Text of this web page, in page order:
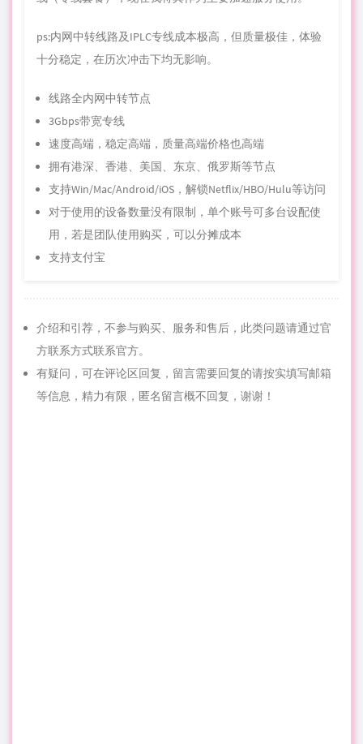
ps:内网中转线路及IPLC专线成本极高，但质量极佳，体验
十分稳定，在历次冲击下均无影响。
线路全内网中转节点
3Gbps带宽专线
速度高端，稳定高端，质量高端价格也高端
拥有港深、香港、美国、东京、俄罗斯等节点
支持Win/Mac/Android/iOS，解锁Netflix/HBO/Hulu等访问
对于使用的设备数量没有限制，单个账号可多台设配使
用，若是团队使用购买，可以分摊成本
支持支付宝
介绍和引荐，不参与购买、服务和售后，此类问题请通过官
方联系方式联系官方。
有疑问，可在评论区回复，留言需要回复的请按实填写邮箱
等信息，精力有限，匿名留言概不回复，谢谢！